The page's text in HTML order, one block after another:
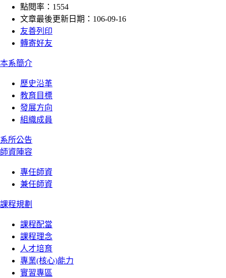
點閱率：1554
文章最後更新日期：106-09-16
友善列印
轉寄好友
:::
本系簡介
歷史沿革
教育目標
發展方向
組織成員
系所公告
師資陣容
專任師資
兼任師資
課程規劃
課程配當
課程理念
人才培育
專業(核心)能力
實習專區